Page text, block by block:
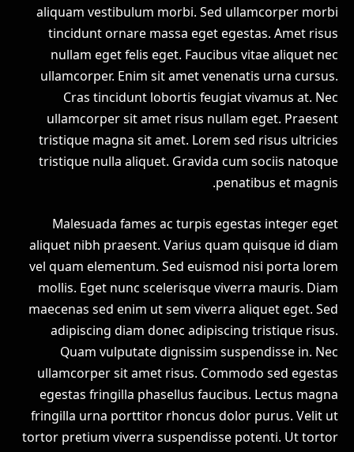
aliquam vestibulum morbi. Sed ullamcorper morbi
tincidunt ornare massa eget egestas. Amet risus
nullam eget felis eget. Faucibus vitae aliquet nec
ullamcorper. Enim sit amet venenatis urna cursus.
Cras tincidunt lobortis feugiat vivamus at. Nec
ullamcorper sit amet risus nullam eget. Praesent
tristique magna sit amet. Lorem sed risus ultricies
tristique nulla aliquet. Gravida cum sociis natoque
penatibus et magnis.
Malesuada fames ac turpis egestas integer eget
aliquet nibh praesent. Varius quam quisque id diam
vel quam elementum. Sed euismod nisi porta lorem
mollis. Eget nunc scelerisque viverra mauris. Diam
maecenas sed enim ut sem viverra aliquet eget. Sed
adipiscing diam donec adipiscing tristique risus.
Quam vulputate dignissim suspendisse in. Nec
ullamcorper sit amet risus. Commodo sed egestas
egestas fringilla phasellus faucibus. Lectus magna
fringilla urna porttitor rhoncus dolor purus. Velit ut
tortor pretium viverra suspendisse potenti. Ut tortor